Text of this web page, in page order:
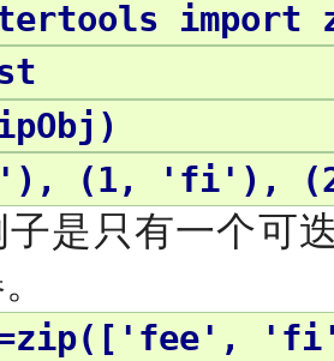
import
(1, 'fi'),
子是只有一个可